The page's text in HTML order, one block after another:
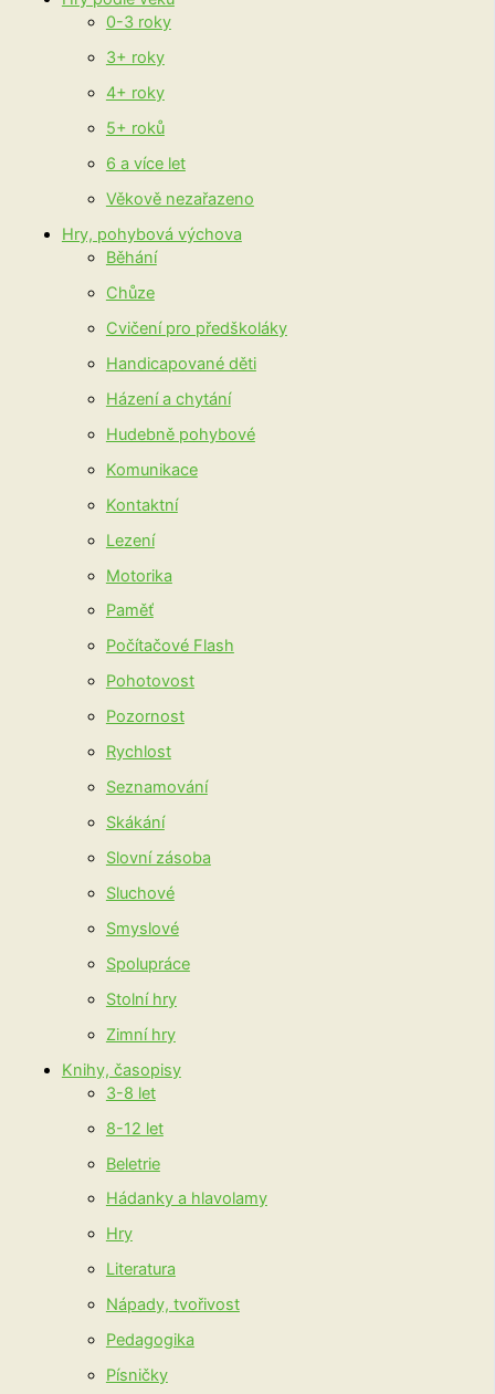
0-3 roky
3+ roky
4+ roky
5+ roků
6 a více let
Věkově nezařazeno
Hry, pohybová výchova
Běhání
Chůze
Cvičení pro předškoláky
Handicapované děti
Házení a chytání
Hudebně pohybové
Komunikace
Kontaktní
Lezení
Motorika
Paměť
Počítačové Flash
Pohotovost
Pozornost
Rychlost
Seznamování
Skákání
Slovní zásoba
Sluchové
Smyslové
Spolupráce
Stolní hry
Zimní hry
Knihy, časopisy
3-8 let
8-12 let
Beletrie
Hádanky a hlavolamy
Hry
Literatura
Nápady, tvořivost
Pedagogika
Písničky